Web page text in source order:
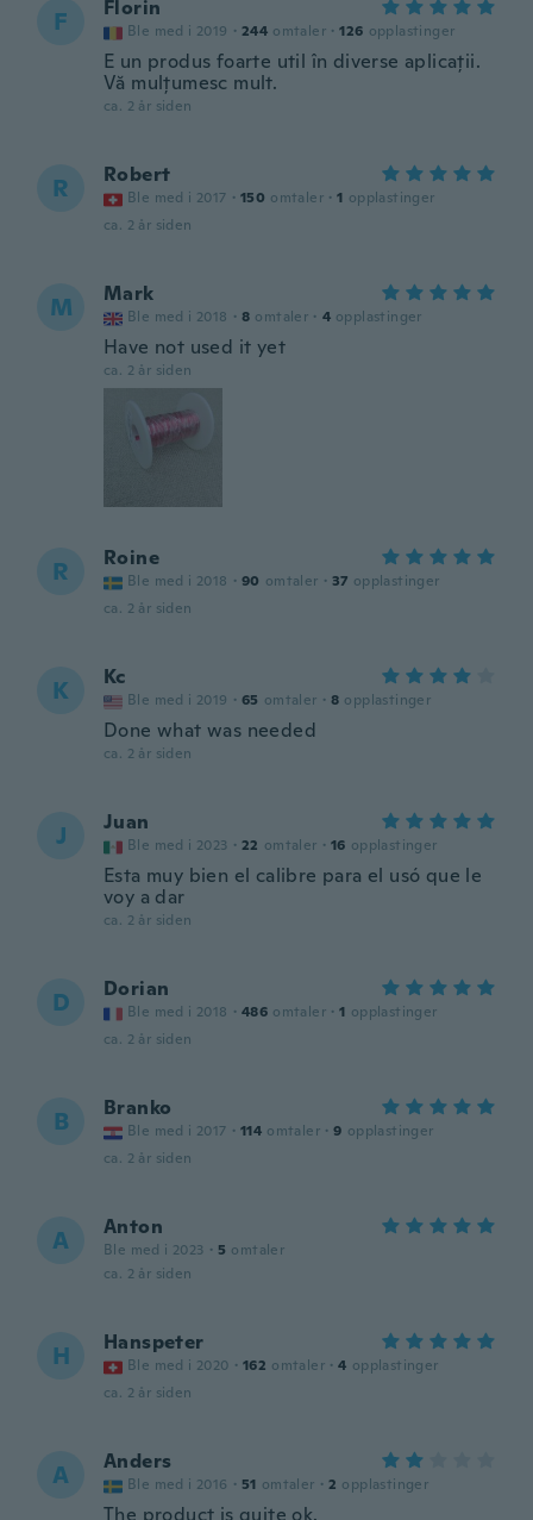
F Florin
Ble med i 2019 · 244 omtaler · 126 opplastinger
E un produs foarte util în diverse aplicații.
Vă mulțumesc mult.
ca. 2 år siden
R Robert
Ble med i 2017 · 150 omtaler · 1 opplastinger
ca. 2 år siden
M Mark
Ble med i 2018 · 8 omtaler · 4 opplastinger
Have not used it yet
ca. 2 år siden
R Roine
Ble med i 2018 · 90 omtaler · 37 opplastinger
ca. 2 år siden
K Kc
Ble med i 2019 · 65 omtaler · 8 opplastinger
Done what was needed
ca. 2 år siden
J Juan
Ble med i 2023 · 22 omtaler · 16 opplastinger
Esta muy bien el calibre para el usó que le
voy a dar
ca. 2 år siden
D Dorian
Ble med i 2018 · 486 omtaler · 1 opplastinger
ca. 2 år siden
B Branko
Ble med i 2017 · 114 omtaler · 9 opplastinger
ca. 2 år siden
A Anton
Ble med i 2023 · 5 omtaler
ca. 2 år siden
H Hanspeter
Ble med i 2020 · 162 omtaler · 4 opplastinger
ca. 2 år siden
A Anders
Ble med i 2016 · 51 omtaler · 2 opplastinger
The product is quite ok.